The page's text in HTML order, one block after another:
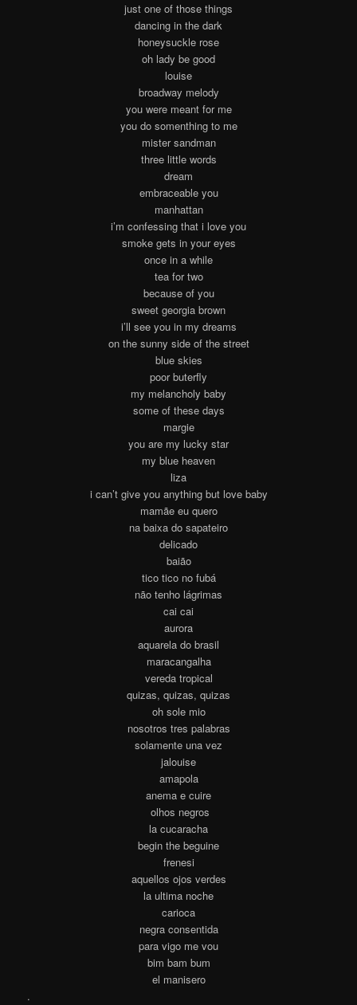
just one of those things
dancing in the dark
honeysuckle rose
oh lady be good
louise
broadway melody
you were meant for me
you do somenthing to me
mister sandman
three little words
dream
embraceable you
manhattan
i’m confessing that i love you
smoke gets in your eyes
once in a while
tea for two
because of you
sweet georgia brown
i’ll see you in my dreams
on the sunny side of the street
blue skies
poor buterfly
my melancholy baby
some of these days
margie
you are my lucky star
my blue heaven
liza
i can’t give you anything but love baby
mamãe eu quero
na baixa do sapateiro
delicado
baião
tico tico no fubá
não tenho lágrimas
cai cai
aurora
aquarela do brasil
maracangalha
vereda tropical
quizas, quizas, quizas
oh sole mio
nosotros tres palabras
solamente una vez
jalouise
amapola
anema e cuire
olhos negros
la cucaracha
begin the beguine
frenesi
aquellos ojos verdes
la ultima noche
carioca
negra consentida
para vigo me vou
bim bam bum
el manisero
.